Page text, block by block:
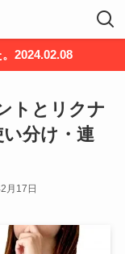
2024.02.08
トとリクナ
分け・連
月17日